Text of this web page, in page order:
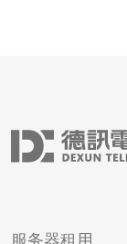
服务器租用